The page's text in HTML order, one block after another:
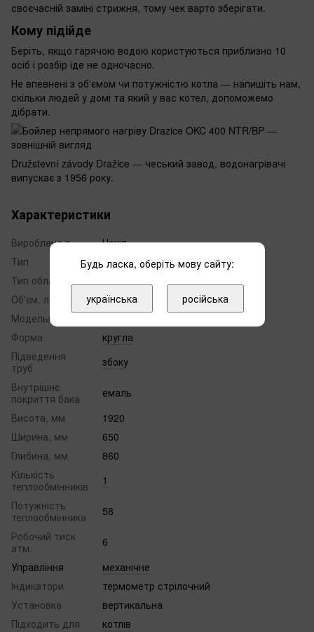
своєчасній заміні стрижня, тому чек варто зберігати.
Кому підійде
Беріть, якщо гарячою водою користуються приблизно 10
осіб і розбір іде не одночасно.
Не впевнені з об'ємом чи потужністю котла — напишіть нам,
скільки людей у домі та який у вас котел, допоможемо
дібрати.
Družstevní závody Dražice — чеський завод, водонагрівачі
випускає з 1956 року.
Характеристики
Вироблено в
Чехія
Тип
бойлер непрямого нагріву
Тип обладнання
Об'єм, л
400
Модельний ряд
Форма
кругла
Підведення
труб
збоку
Внутрішнє
покриття бака
емаль
Висота, мм
1920
Ширина, мм
650
Глибина, мм
860
Кількість
теплообмінників
1
Потужність
теплообмінника
58
Робочий тиск
атм.
6
Управління
механічне
Індикатори
термометр стрілочний
Установка
вертикальна
Підходить для
котлів
Будь ласка, оберіть мову сайту:
українська російська